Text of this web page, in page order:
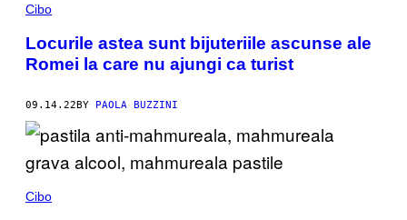
Cibo
Locurile astea sunt bijuteriile ascunse ale
Romei la care nu ajungi ca turist
09.14.22 BY PAOLA BUZZINI
Cibo